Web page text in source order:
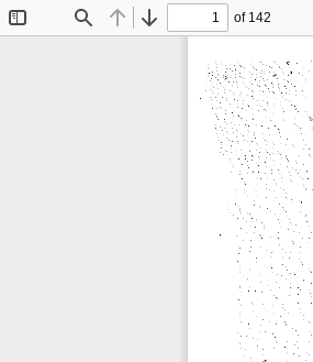
Find Previous
Next
of 142